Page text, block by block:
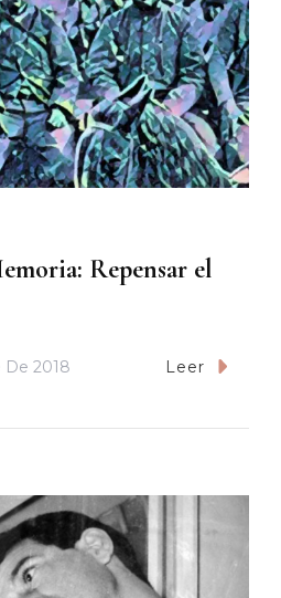
Repensar el
De 2018 Leer